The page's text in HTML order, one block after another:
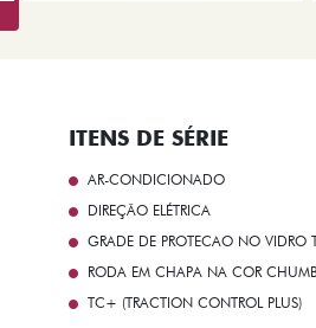
ITENS DE SÉRIE
AR-CONDICIONADO
DIREÇÃO ELÉTRICA
GRADE DE PROTECAO NO VIDRO
RODA EM CHAPA NA COR
TC+ (TRACTION CONTROL PLUS)